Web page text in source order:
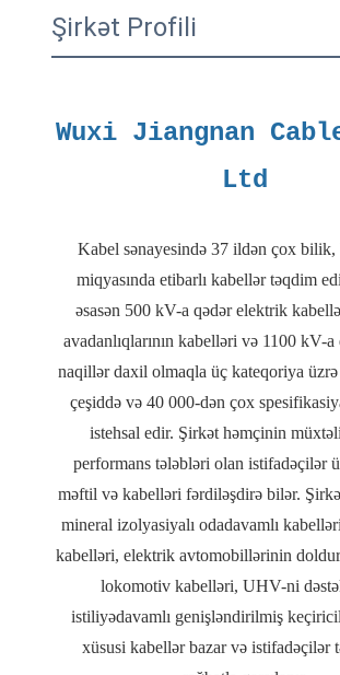
Şirkət Profili
Wuxi Jiangnan
Kabel sənayesində 37 ildən çox bilik,
miqyasında etibarlı kabellər təqdim
əsasən 500 kV-a qədər elektrik
avadanlıqlarının kabelləri və 1100 kV-a
naqillər daxil olmaqla üç kateqoriya
çeşiddə və 40 000-dən çox
istehsal edir. Şirkət həmçinin
performans tələbləri olan istifadəçilər
məftil və kabelləri fərdiləşdirə bilər.
mineral izolyasiyalı odadavamlı
kabelləri, elektrik avtomobillərinin
lokomotiv kabelləri, UHV-ni
istiliyədavamlı genişləndirilmiş
xüsusi kabellər bazar və istifadəçilər